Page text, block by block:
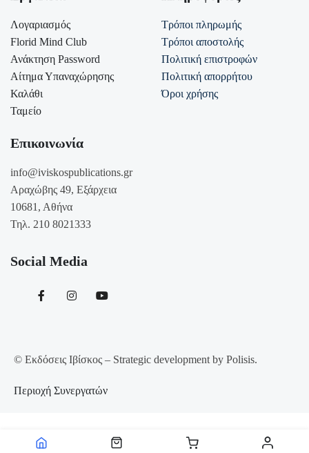
Λογαριασμός
Florid Mind Club
Ανάκτηση Password
Αίτημα Υπαναχώρησης
Καλάθι
Ταμείο
Τρόποι πληρωμής
Τρόποι αποστολής
Πολιτική επιστροφών
Πολιτική απορρήτου
Όροι χρήσης
Επικοινωνία
info@iviskospublications.gr
Αραχώβης 49, Εξάρχεια
10681, Αθήνα
Τηλ. 210 8021333
Social Media
© Εκδόσεις Ιβίσκος – Strategic development by Polisis.
Περιοχή Συνεργατών